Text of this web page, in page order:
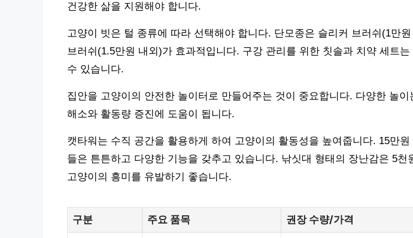
건강한 삶을 지원해야 합니다.
고양이 빗은 털 종류에 따라 선택해야 합니다. 단모종은 슬리커 브러쉬(1만
브러쉬(1.5만원 내외)가 효과적입니다. 구강 관리를 위한 칫솔과 치약 세트
수 있습니다.
집안을 고양이의 안전한 놀이터로 만들어주는 것이 중요합니다. 다양한 놀
해소와 활동량 증진에 도움이 됩니다.
캣타워는 수직 공간을 활용하게 하여 고양이의 활동성을 높여줍니다. 15만
들은 튼튼하고 다양한 기능을 갖추고 있습니다. 낚싯대 형태의 장난감은 5천
고양이의 흥미를 유발하기 좋습니다.
구분 주요 품목 권장 수량/가격